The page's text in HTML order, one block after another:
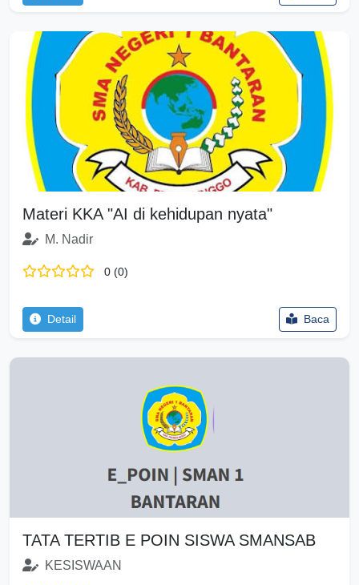
Materi KKA "AI di kehidupan nyata"
M. Nadir
0 (0)
Detail Baca
TATA TERTIB E POIN SISWA SMANSAB
KESISWAAN